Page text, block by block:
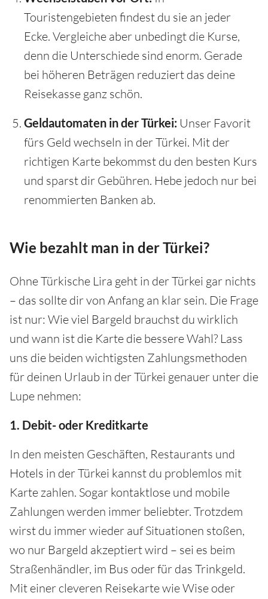
Touristengebieten findest du sie an jeder
Ecke. Vergleiche aber unbedingt die Kurse,
denn die Unterschiede sind enorm. Gerade
bei höheren Beträgen reduziert das deine
Reisekasse ganz schön.
Geldautomaten in der Türkei: Unser Favorit
fürs Geld wechseln in der Türkei. Mit der
richtigen Karte bekommst du den besten Kurs
und sparst dir Gebühren. Hebe jedoch nur bei
renommierten Banken ab.
Wie bezahlt man in der Türkei?
Ohne Türkische Lira geht in der Türkei gar nichts
– das sollte dir von Anfang an klar sein. Die Frage
ist nur: Wie viel Bargeld brauchst du wirklich
und wann ist die Karte die bessere Wahl? Lass
uns die beiden wichtigsten Zahlungsmethoden
für deinen Urlaub in der Türkei genauer unter die
Lupe nehmen:
1. Debit- oder Kreditkarte
In den meisten Geschäften, Restaurants und
Hotels in der Türkei kannst du problemlos mit
Karte zahlen. Sogar kontaktlose und mobile
Zahlungen werden immer beliebter. Trotzdem
wirst du immer wieder auf Situationen stoßen,
wo nur Bargeld akzeptiert wird – sei es beim
Straßenhändler, im Bus oder für das Trinkgeld.
Mit einer cleveren Reisekarte wie Wise oder